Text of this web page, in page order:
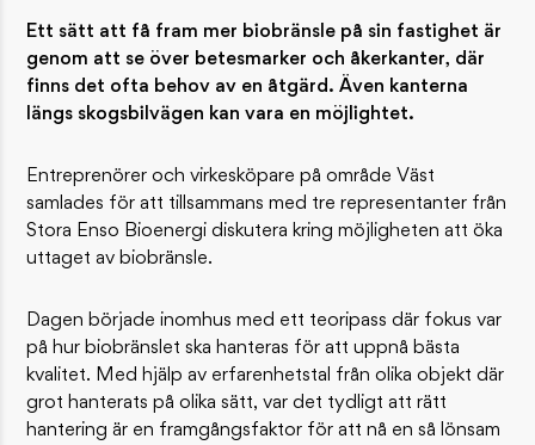
Ett sätt att få fram mer biobränsle på sin fastighet är
genom att se över betesmarker och åkerkanter, där
finns det ofta behov av en åtgärd. Även kanterna
längs skogsbilvägen kan vara en möjlightet.
Entreprenörer och virkesköpare på område Väst
samlades för att tillsammans med tre representanter från
Stora Enso Bioenergi diskutera kring möjligheten att öka
uttaget av biobränsle.
Dagen började inomhus med ett teoripass där fokus var
på hur biobränslet ska hanteras för att uppnå bästa
kvalitet. Med hjälp av erfarenhetstal från olika objekt där
grot hanterats på olika sätt, var det tydligt att rätt
hantering är en framgångsfaktor för att nå en så lönsam